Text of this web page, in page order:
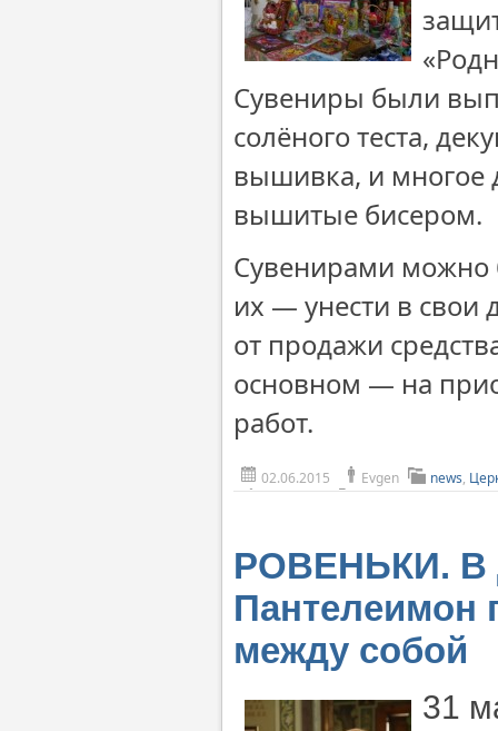
Сувениры были
солёного теста,
вышивка, и многое
вышитые бисером.
Сувенирами можно
их — унести в свои
от продажи
основном — на
работ.
02.06.2015 Evgen news,
РОВЕНЬКИ. В
Пантелеимон
между собой
31